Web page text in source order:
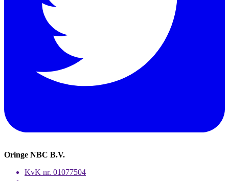
Oringe NBC B.V.
KvK nr. 01077504